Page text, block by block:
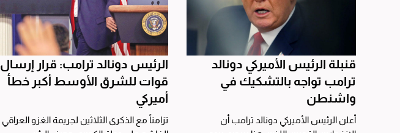
قنبلة الرئيس الأميركي دونالد
ترامب تواجه بالتشكيك في
واشنطن
أعلن الرئيس الأميركي دونالد ترامب أن
الرئيس دونالد ترامب: قرار إرسال
قوات للشرق الأوسط أكبر خطأ
أميركي
تزامناً مع الذكرى الثلاثين لجريمة الغزو العراقي